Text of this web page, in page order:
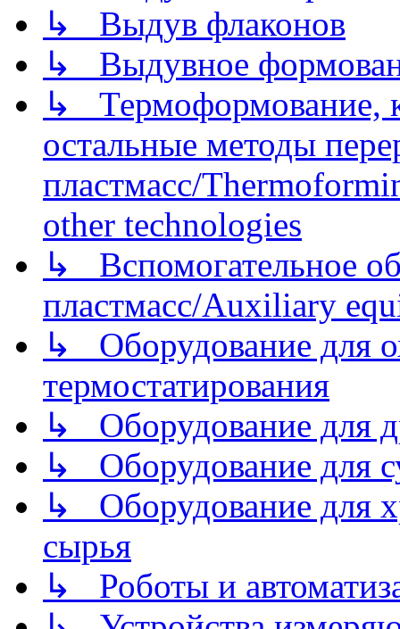
↳ Выдув флаконов
↳ Выдувное
↳ Термоформование,
остальные методы
пластмасс/
other technologies
↳ Вспомогательное
пластмасс/Auxiliary
↳ Оборудование для
термостатирования
↳ Оборудование для
↳ Оборудование для
↳ Оборудование для
сырья
↳ Роботы и